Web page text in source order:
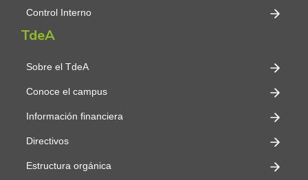
Control Interno
TdeA
Sobre el TdeA
Conoce el campus
Información financiera
Directivos
Estructura orgánica